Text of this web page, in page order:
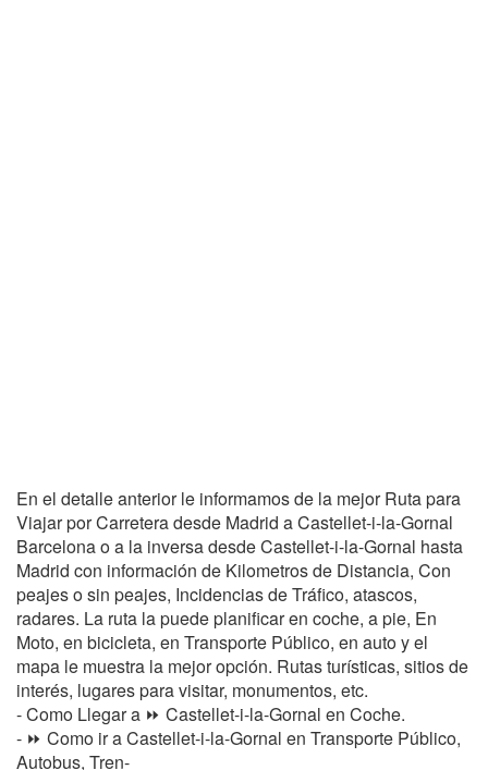
En el detalle anterior le informamos de la mejor Ruta para
Viajar por Carretera desde Madrid a Castellet-i-la-Gornal
Barcelona o a la inversa desde Castellet-i-la-Gornal hasta
Madrid con información de Kilometros de Distancia, Con
peajes o sin peajes, Incidencias de Tráfico, atascos,
radares. La ruta la puede planificar en coche, a pie, En
Moto, en bicicleta, en Transporte Público, en auto y el
mapa le muestra la mejor opción. Rutas turísticas, sitios de
interés, lugares para visitar, monumentos, etc.
- Como Llegar a ⏩ Castellet-i-la-Gornal en Coche.
- ⏩ Como ir a Castellet-i-la-Gornal en Transporte Público,
Autobus, Tren-